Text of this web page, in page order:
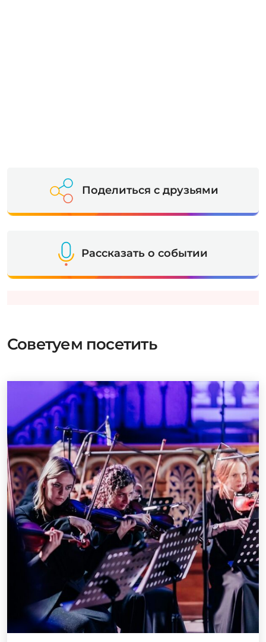
Поделиться с друзьями
Рассказать о событии
Советуем посетить